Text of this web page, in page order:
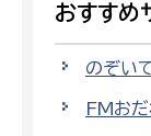
おすすめ
のぞい
FMお